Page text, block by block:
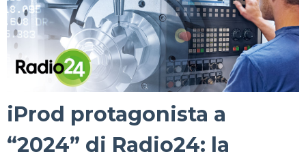
iProd protagonista a
“2024” di Radio24: la